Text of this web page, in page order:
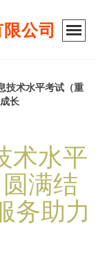
公司
技术水平考试（重
长
术水平
满结
务助力